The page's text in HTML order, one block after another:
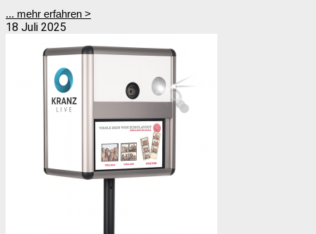
... mehr erfahren >
18 Juli 2025